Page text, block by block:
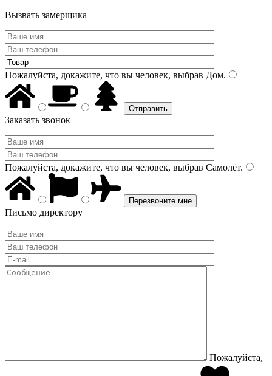
Вызвать замерщика
Пожалуйста, докажите, что вы человек, выбрав Дом.
Заказать звонок
Пожалуйста, докажите, что вы человек, выбрав Самолёт.
Письмо директору
Пожалуйста,